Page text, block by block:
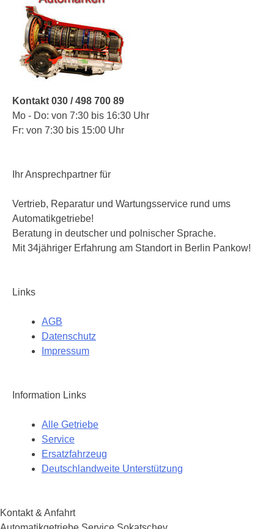
Kontakt 030 / 498 700 89
Mo - Do: von 7:30 bis 16:30 Uhr
Fr: von 7:30 bis 15:00 Uhr
Ihr Ansprechpartner für
Vertrieb, Reparatur und Wartungsservice rund ums
Automatikgetriebe!
Beratung in deutscher und polnischer Sprache.
Mit 34jähriger Erfahrung am Standort in Berlin Pankow!
Links
AGB
Datenschutz
Impressum
Information Links
Alle Getriebe
Service
Ersatzfahrzeug
Deutschlandweite Unterstützung
Kontakt & Anfahrt